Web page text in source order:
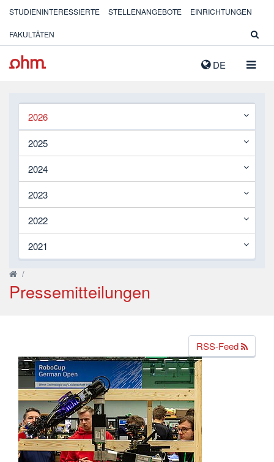
DE
STUDIENINTERESSIERTE STELLENANGEBOTE EINRICHTUNGEN
FAKULTÄTEN
2026
2025
2024
2023
2022
2021
/
Pressemitteilungen
RSS-Feed